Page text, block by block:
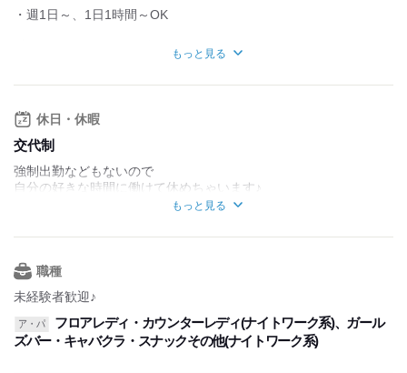
・週1日～、1日1時間～OK
働きやすいReve-レーヴ-では、
【完全自由シフト制】で女の子が働くことができます！
テスト期間が忙しい学生さんやWワークの方でも無理なく働けま
す♪
今の生活リズムを崩さす、働くことができます♪
という相談もOKです♪
◎お店見学や1日のみの体験入店でもまずはOK！
強制出勤も一切ありません♪
時給が高く、自由に働く時間を決められるため、
今の生活を崩さずプラスアルファを稼ぐことができます♪
もっと見る
休日・休暇
交代制
強制出勤などもないので
自分の好きな時間に働けて休めちゃいます♪
自分に合ったスタイルで働いてください★
もっと見る
職種
未経験者歓迎♪
ア・パ
フロアレディ・カウンターレディ(ナイトワーク系)、ガール
ズバー・キャバクラ・スナックその他(ナイトワーク系)